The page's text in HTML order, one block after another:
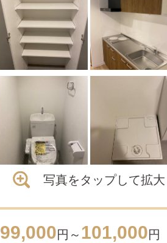
写真をタップして拡大
99,000円～ 101,000円